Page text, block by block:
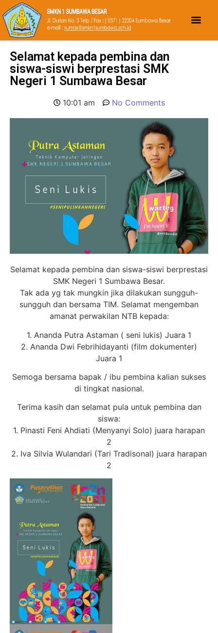
Selamat kepada pembina dan
siswa-siswi berprestasi SMK
Negeri 1 Sumbawa Besar
10:01 am No Comments
Selamat kepada pembina dan siswa-siswi berprestasi
SMK Negeri 1 Sumbawa Besar.
Tak ada yg tak mungkin jika dilakukan sungguh-
sungguh dan bersama TIM. Selamat mengemban
amanat perwakilan NTB kepada:
1. Ananda Putra Astaman ( seni lukis) Juara 1
2. Ananda Dwi Febrihidayanti (film dokumenter)
Juara 1
Semoga bersama bapak / ibu pembina kalian sukses
di tingkat nasional.
Terima kasih dan selamat pula untuk pembina dan
siswa:
1. Pinasti Feni Ahdiati (Menyanyi Solo) juara harapan
2
2. Iva Silvia Wulandari (Tari Tradisonal) juara harapan
2